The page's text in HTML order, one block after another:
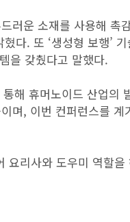
러운 소재를 사용해 촉
다. 또 ‘생성형 보행’ 기
을 갖췄다고 말했다.
해 휴머노이드 산업의
며, 이번 컨퍼런스를
리사와 도우미 역할